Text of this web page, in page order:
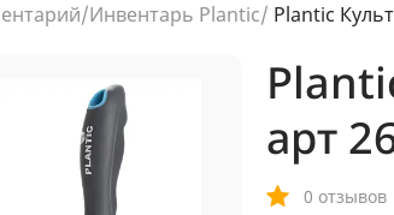
/Инвентарь Plantic/ Plantic
арт
0 отзывов